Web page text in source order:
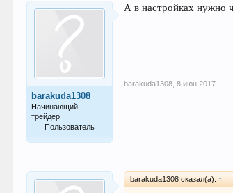
barakuda1308
Начинающий
трейдер
Пользователь
А в настройках нужно
barakuda1308 8 июн 2017
barakuda1308 сказал(а): ↑